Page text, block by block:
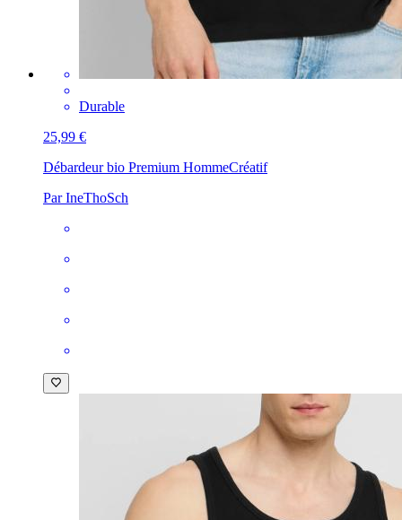
Durable
25,99 €
Débardeur bio Premium HommeCréatif
Par IneThoSch